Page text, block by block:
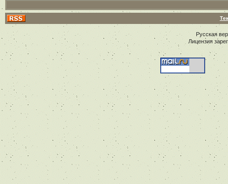
Русская
Лицензия